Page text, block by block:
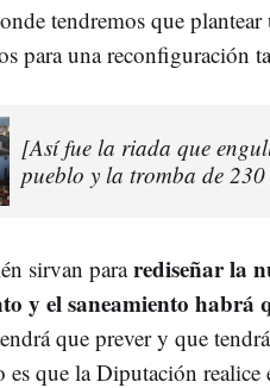
tendremos que
para una reconfiguración
[Así fue la riada que
pueblo y la tromba de
sirvan pararediseñar la
y el saneamiento habrá
que prever y que
es que la Diputación